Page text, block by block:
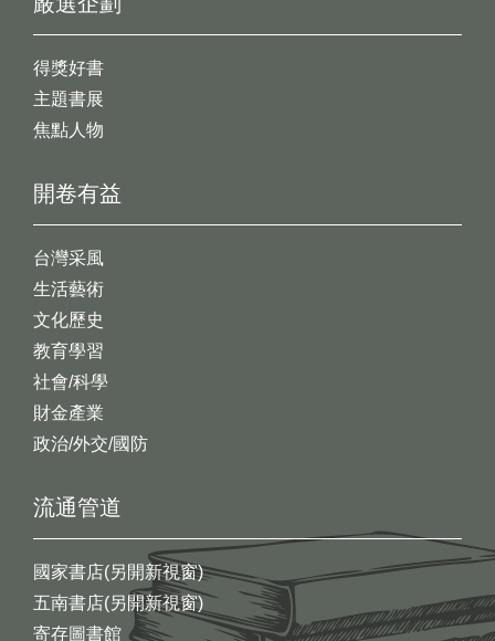
開卷有益
台灣采風
生活藝術
文化歷史
教育學習
社會/科學
財金產業
政治/外交/國防
得獎好書
主題書展
焦點人物
流通管道
國家書店(另開新視窗)
五南書店(另開新視窗)
寄存圖書館